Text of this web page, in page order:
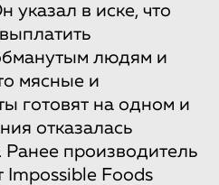
в иске, что
людям и
мясные и
готовят на одном и
отказалась
Ранее производитель
Impossible Foods